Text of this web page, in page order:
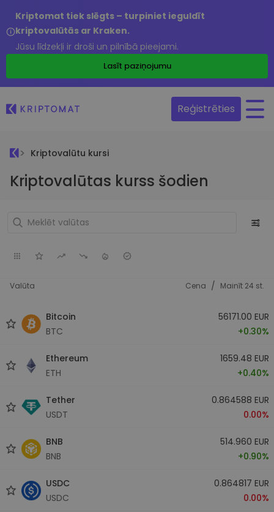
Kriptomat tiek slēgts – turpiniet ieguldīt
kriptovalūtās ar Kraken.
Jūsu līdzekļi ir droši un pilnībā pieejami.
Lasīt paziņojumu
Reģistrēties
Kriptovalūtu kursi
Kriptovalūtas kurss šodien
Valūta Cena / Mainīt 24 st.
Bitcoin
BTC
56171.00 EUR
+0.30%
Ethereum
ETH
1659.48 EUR
+0.40%
Tether
USDT
0.864588 EUR
0.00%
BNB
BNB
514.960 EUR
+0.90%
USDC
USDC
0.864817 EUR
0.00%